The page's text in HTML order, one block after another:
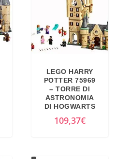
LEGO HARRY
POTTER 75969
– TORRE DI
ASTRONOMIA
DI HOGWARTS
109,37€